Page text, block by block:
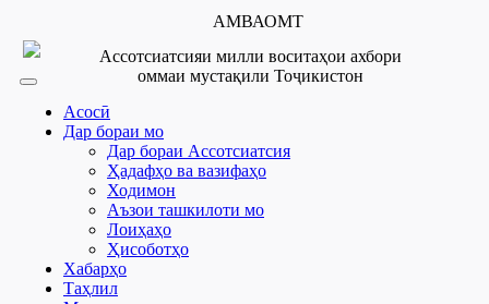
АМВАОМТ
Ассотсиатсияи милли воситаҳои ахбори
оммаи мустақили Тоҷикистон
Асосӣ
Дар бораи мо
Дар бораи Ассотсиатсия
Ҳадафҳо ва вазифаҳо
Ходимон
Аъзои ташкилоти мо
Лоиҳаҳо
Ҳисоботҳо
Хабарҳо
Таҳлил